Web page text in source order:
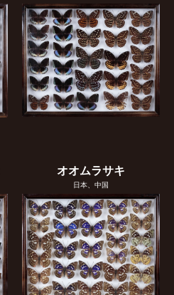
オオムラサキ
日本、中国